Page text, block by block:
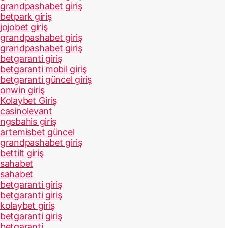
grandpashabet giriş
betpark giriş
jojobet giriş
grandpashabet giriş
grandpashabet giriş
betgaranti giriş
betgaranti mobil giriş
betgaranti güncel giriş
onwin giriş
Kolaybet Giriş
casinolevant
ngsbahis giriş
artemisbet güncel
grandpashabet giriş
bettilt giriş
sahabet
sahabet
betgaranti giriş
betgaranti giriş
kolaybet giriş
betgaranti giriş